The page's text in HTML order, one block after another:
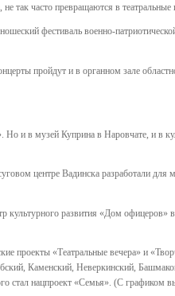
так часто превращаются в театральные
фестиваль военно-
пройдут и в органном зале
и в музей Куприна в Наровчате, и в
центре Вадинска разработали
культурного развития «Дом
проекты «Театральные вечера» и
Каменский, Неверкинский,
стал нацпроект «Семья». (С графиком